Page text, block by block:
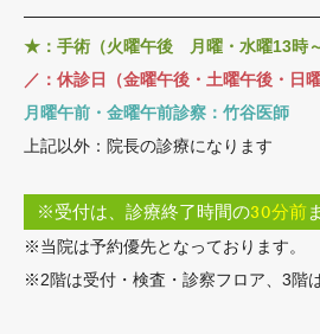
★：手術（火曜午後 月曜・水曜13時～
／：休診日（金曜午後・土曜午後・日曜
月曜午前・金曜午前診察：竹谷医師
上記以外：院長の診療になります
※受付は、診療終了時間の30分前
※当院は予約優先となっております。
※2階は受付・検査・診察フロア、3階